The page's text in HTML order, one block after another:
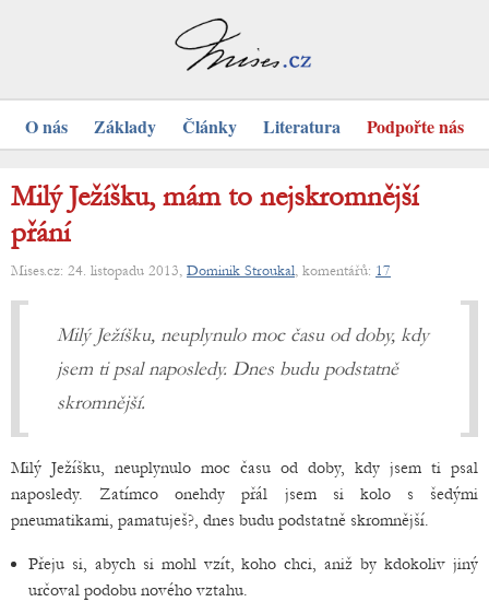
O nás Základy Články Literatura Podpořte nás
Milý Ježíšku, mám to nejskromnější
přání
Mises.cz: 24. listopadu 2013, Dominik Stroukal, komentářů: 17
Milý Ježíšku, neuplynulo moc času od doby, kdy
jsem ti psal naposledy. Dnes budu podstatně
skromnější.
Milý Ježíšku, neuplynulo moc času od doby, kdy jsem ti psal
naposledy. Zatímco onehdy přál jsem si kolo s šedými
pneumatikami, pamatuješ?, dnes budu podstatně skromnější.
Přeju si, abych si mohl vzít, koho chci, aniž by kdokoliv jiný
určoval podobu nového vztahu.